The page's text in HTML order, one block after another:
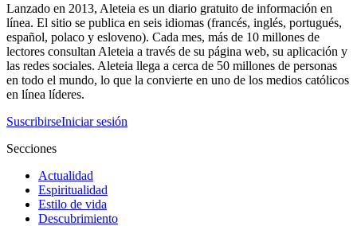
Lanzado en 2013, Aleteia es un diario gratuito de información en
línea. El sitio se publica en seis idiomas (francés, inglés, portugués,
español, polaco y esloveno). Cada mes, más de 10 millones de
lectores consultan Aleteia a través de su página web, su aplicación y
las redes sociales. Aleteia llega a cerca de 50 millones de personas
en todo el mundo, lo que la convierte en uno de los medios católicos
en línea líderes.
SuscribirseIniciar sesión
Secciones
Actualidad
Espiritualidad
Estilo de vida
Descubrimiento